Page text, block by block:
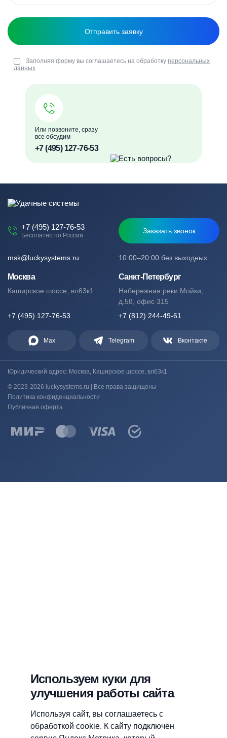
Или позвоните, сразу
все обсудим
+7 (495) 127-76-53
Заполняя форму вы соглашаетесь на обработку персональных
данных
+7 (495) 127-76-53
Бесплатно по России
Заказать звонок
10:00–20:00 без выходных
msk@luckysystems.ru
Москва
Каширское шоссе, вл63к1
+7 (495) 127-76-53
Санкт-Петербург
Набережная реки Мойки,
д.58, офис 315
+7 (812) 244-49-61
Max Telegram Вконтакте
Юридический адрес: Москва, Каширское шоссе, вл63к1
© 2023-2026 luckysystems.ru | Все права защищены
Политика конфиденциальности
Публичная оферта
Используем куки для
улучшения работы сайта
Используя сайт, вы соглашаетесь с
обработкой cookie. К сайту подключен